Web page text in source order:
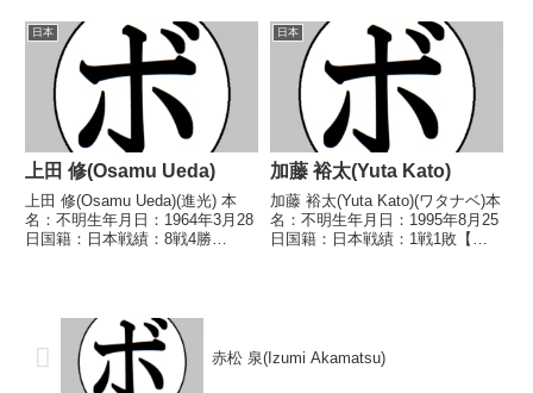
し 【戦歴】1990/03/20 〇
2RKO 加藤 政則(平和)■1990年
度西部日本・中日本...
【獲得タイトル】2014年度B級ト
ーナメントスーパーライト級優勝
【戦歴】2010/0...
日本
上田 修(Osamu Ueda)
上田 修(Osamu Ueda)(進光) 本
名：不明生年月日：1964年3月28
日国籍：日本戦績：8戦4勝
林)1984/05/11 ○4R判定...
日本
加藤 裕太(Yuta Kato)
加藤 裕太(Yuta Kato)(ワタナベ)本
名：不明生年月日：1995年8月25
日国籍：日本戦績：1戦1敗【獲
赤松 泉(Izumi Akamatsu)